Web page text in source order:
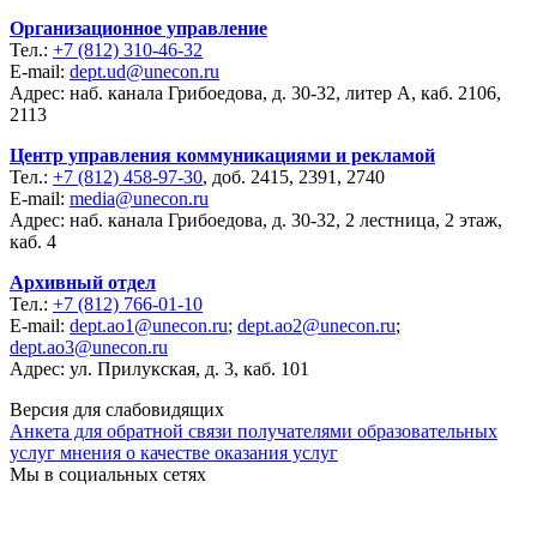
Организационное управление
Тел.: +7 (812) 310-46-32
E-mail: dept.ud@unecon.ru
Адрес: наб. канала Грибоедова, д. 30-32, литер А, каб. 2106,
2113
Центр управления коммуникациями и рекламой
Тел.: +7 (812) 458-97-30, доб. 2415, 2391, 2740
E-mail: media@unecon.ru
Адрес: наб. канала Грибоедова, д. 30-32, 2 лестница, 2 этаж,
каб. 4
Архивный отдел
Тел.: +7 (812) 766-01-10
E-mail: dept.ao1@unecon.ru; dept.ao2@unecon.ru;
dept.ao3@unecon.ru
Адрес: ул. Прилукская, д. 3, каб. 101
Версия для слабовидящих
Анкета для обратной связи получателями образовательных
услуг мнения о качестве оказания услуг
Мы в социальных сетях